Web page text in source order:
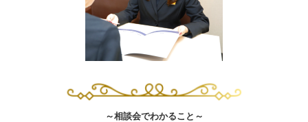
～相談会でわかること～